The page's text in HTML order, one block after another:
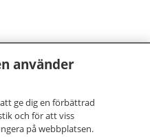
använder
ge dig en förbättrad
och för att viss
på webbplatsen.